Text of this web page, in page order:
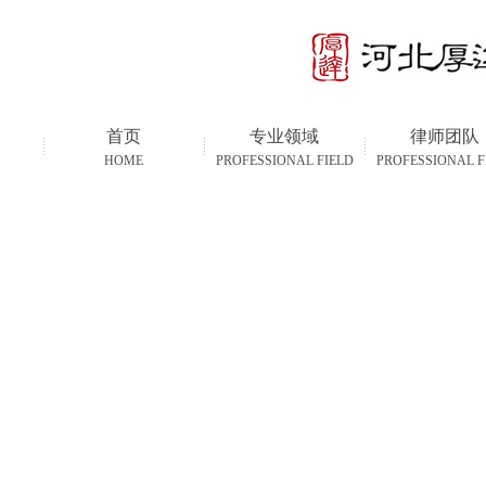
首页
HOME
专业领域
PROFESSIONAL FIELD
律师团队
PROFESSIONAL